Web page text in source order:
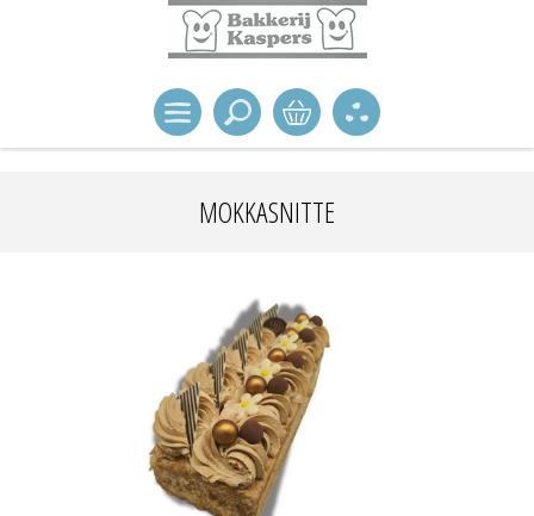
MOKKASNITTE